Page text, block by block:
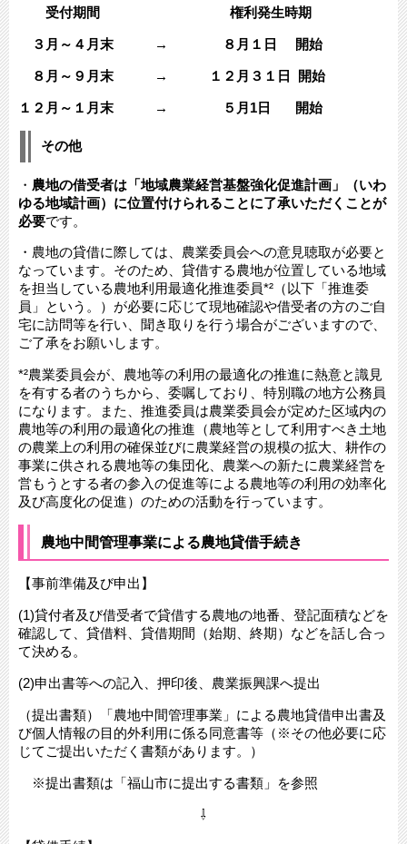
受付期間 権利発生時期
３月～４月末 → ８月１日 開始
８月～９月末 → １２月３１日 開始
１２月～１月末 → ５月1日 開始
その他
・ 農地の借受者は「地域農業経営基盤強化促進計画」（いわ
ゆる地域計画）に位置付けられることに了承いただくことが
必要です。
・農地の貸借に際しては、農業委員会への意見聴取が必要と
なっています。そのため、貸借する農地が位置している地域
を担当している農地利用最適化推進委員*²（以下「推進委
員」という。）が必要に応じて現地確認や借受者の方のご自
宅に訪問等を行い、聞き取りを行う場合がございますので、
ご了承をお願いします。
*²農業委員会が、農地等の利用の最適化の推進に熱意と識見
を有する者のうちから、委嘱しており、特別職の地方公務員
になります。また、推進委員は農業委員会が定めた区域内の
農地等の利用の最適化の推進（農地等として利用すべき土地
の農業上の利用の確保並びに農業経営の規模の拡大、耕作の
事業に供される農地等の集団化、農業への新たに農業経営を
営もうとする者の参入の促進等による農地等の利用の効率化
及び高度化の促進）のための活動を行っています。
農地中間管理事業による農地貸借手続き
【事前準備及び申出】
(1)貸付者及び借受者で貸借する農地の地番、登記面積などを
確認して、貸借料、貸借期間（始期、終期）などを話し合っ
て決める。
(2)申出書等への記入、押印後、農業振興課へ提出
（提出書類）「農地中間管理事業」による農地貸借申出書及
び個人情報の目的外利用に係る同意書等（※その他必要に応
じてご提出いただく書類があります。）
※提出書類は「福山市に提出する書類」を参照
⇩